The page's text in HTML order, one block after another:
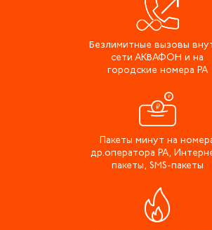
Безлимитные вызовы
сети АКВАФОН и на
городские номера РА
Пакеты минут на
др.оператора РА,
пакеты, SMS-пакеты